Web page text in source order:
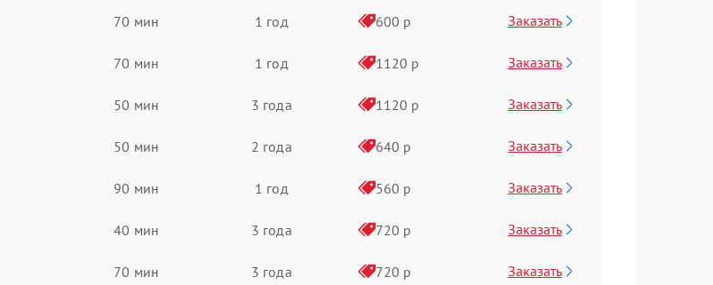
70 мин 1 год 600 р Заказать
70 мин 1 год 1120 р Заказать
50 мин 3 года 1120 р Заказать
50 мин 2 года 640 р Заказать
90 мин 1 год 560 р Заказать
40 мин 3 года 720 р Заказать
70 мин 3 года 720 р Заказать